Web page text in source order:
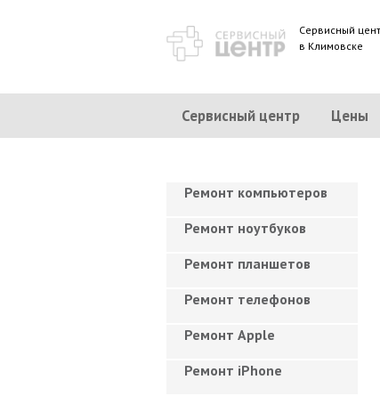
Сервисный
в Климовске
Сервисный центр Цены
Ремонт компьютеров
Ремонт ноутбуков
Ремонт планшетов
Ремонт телефонов
Ремонт Apple
Ремонт iPhone